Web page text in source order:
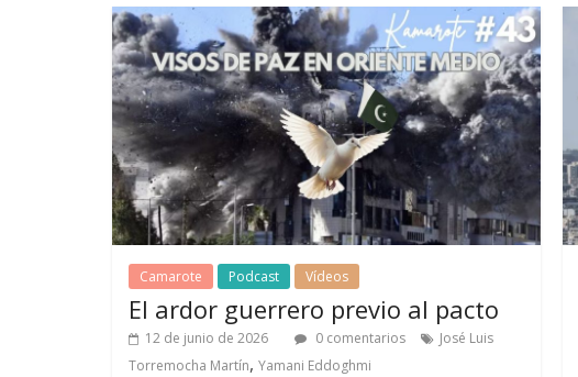
Camarote Podcast Vídeos
El ardor guerrero previo al pacto
12 de junio de 2026 0 comentarios
José Luis
Torremocha Martín, Yamani Eddoghmi